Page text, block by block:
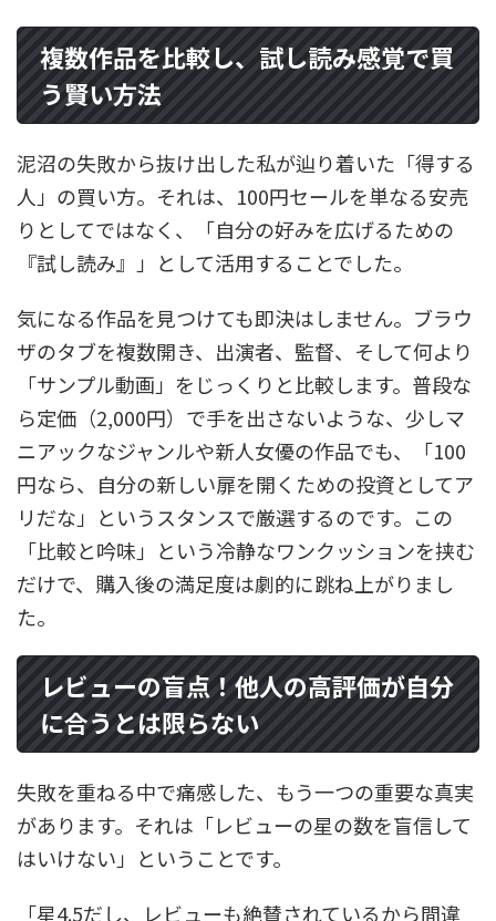
複数作品を比較し、試し読み感覚で買
う賢い方法
泥沼の失敗から抜け出した私が辿り着いた「得する
人」の買い方。それは、100円セールを単なる安売
りとしてではなく、「自分の好みを広げるための
『試し読み』」として活用することでした。
気になる作品を見つけても即決はしません。ブラウ
ザのタブを複数開き、出演者、監督、そして何より
「サンプル動画」をじっくりと比較します。普段な
ら定価（2,000円）で手を出さないような、少しマ
ニアックなジャンルや新人女優の作品でも、「100
円なら、自分の新しい扉を開くための投資としてア
リだな」というスタンスで厳選するのです。この
「比較と吟味」という冷静なワンクッションを挟む
だけで、購入後の満足度は劇的に跳ね上がりまし
た。
レビューの盲点！他人の高評価が自分
に合うとは限らない
失敗を重ねる中で痛感した、もう一つの重要な真実
があります。それは「レビューの星の数を盲信して
はいけない」ということです。
「星4.5だし、レビューも絶賛されているから間違